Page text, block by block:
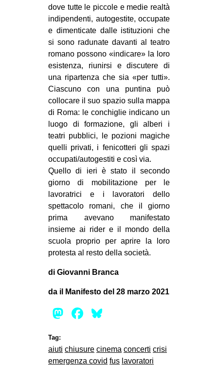
dove tutte le piccole e medie realtà
indipendenti, autogestite, occupate
e dimenticate dalle istituzioni che
si sono radunate davanti al teatro
romano possono «indicare» la loro
esistenza, riunirsi e discutere di
una ripartenza che sia «per tutti».
Ciascuno con una puntina può
collocare il suo spazio sulla mappa
di Roma: le conchiglie indicano un
luogo di formazione, gli alberi i
teatri pubblici, le pozioni magiche
quelli privati, i fenicotteri gli spazi
occupati/autogestiti e così via.
Quello di ieri è stato il secondo
giorno di mobilitazione per le
lavoratrici e i lavoratori dello
spettacolo romani, che il giorno
prima avevano manifestato
insieme ai rider e il mondo della
scuola proprio per aprire la loro
protesta al resto della società.
di Giovanni Branca
da il Manifesto del 28 marzo 2021
Mastodon
Facebook
Tag:
aiuti chiusure cinema concerti crisi
emergenza covid fus lavoratori